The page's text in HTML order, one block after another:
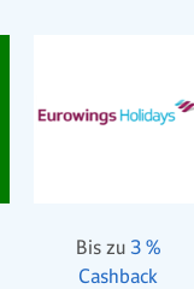
Bis zu 3 %
Cashback